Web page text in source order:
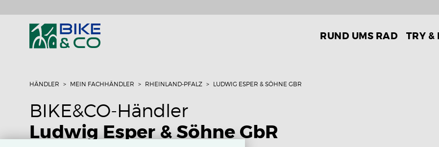
RUND UMS RAD TRY &
HÄNDLER MEIN FACHHÄNDLER RHEINLAND-PFALZ LUDWIG ESPER & SÖHNE GBR
BIKE&CO-Händler
Ludwig Esper & Söhne GbR